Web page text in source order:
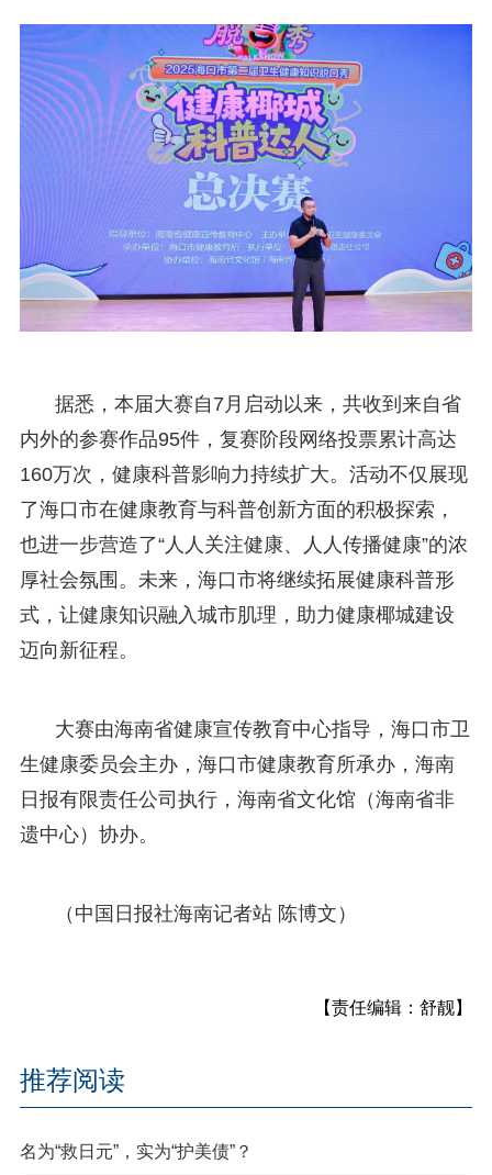
据悉，本届大赛自7月启动以来，共收到来自省
内外的参赛作品95件，复赛阶段网络投票累计高达
160万次，健康科普影响力持续扩大。活动不仅展现
了海口市在健康教育与科普创新方面的积极探索，
也进一步营造了“人人关注健康、人人传播健康”的浓
厚社会氛围。未来，海口市将继续拓展健康科普形
式，让健康知识融入城市肌理，助力健康椰城建设
迈向新征程。
大赛由海南省健康宣传教育中心指导，海口市卫
生健康委员会主办，海口市健康教育所承办，海南
日报有限责任公司执行，海南省文化馆（海南省非
遗中心）协办。
（中国日报社海南记者站 陈博文）
【责任编辑：舒靓】
推荐阅读
名为“救日元”，实为“护美债”？